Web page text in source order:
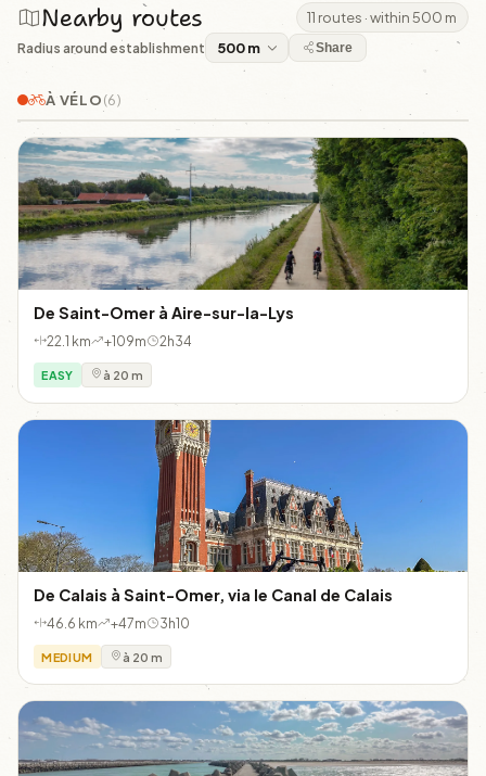
Nearby routes 11 routes · within 500 m
Radius around establishment Share
À VÉLO(6)
De Saint-Omer à Aire-sur-la-Lys
22.1 km +109m 2h34
EASY à 20 m
De Calais à Saint-Omer, via le Canal de Calais
46.6 km +47m 3h10
MEDIUM à 20 m